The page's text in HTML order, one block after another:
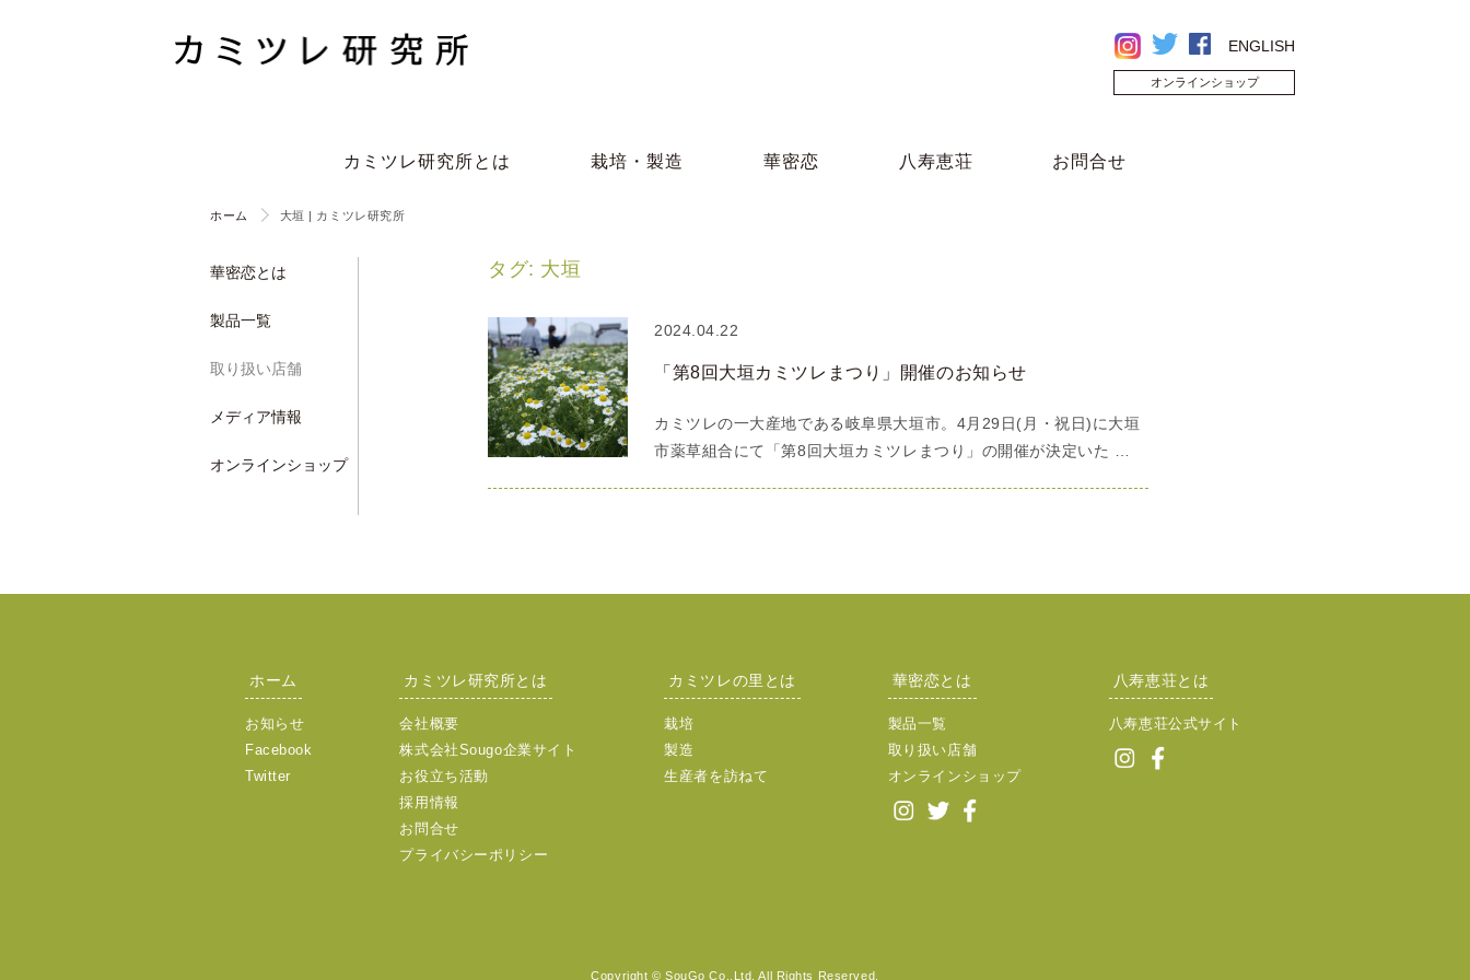
ENGLISH
オンラインショップ
カミツレ研究所とは 栽培・製造 華密恋 八寿恵荘 お問合せ
ホーム 大垣 | カミツレ研究所
華密恋とは
製品一覧
取り扱い店舗
メディア情報
オンラインショップ
タグ: 大垣
2024.04.22
「第8回大垣カミツレまつり」開催のお知らせ
カミツレの一大産地である岐阜県大垣市。4月29日(月・祝日)に大垣
市薬草組合にて「第8回大垣カミツレまつり」の開催が決定いた …
ホーム
お知らせ
Facebook
Twitter
カミツレ研究所とは
会社概要
株式会社Sougo企業サイト
お役立ち活動
採用情報
お問合せ
プライバシーポリシー
カミツレの里とは
栽培
製造
生産者を訪ねて
華密恋とは
製品一覧
取り扱い店舗
オンラインショップ
八寿恵荘とは
八寿恵荘公式サイト
Copyright © SouGo Co.,Ltd. All Rights Reserved.